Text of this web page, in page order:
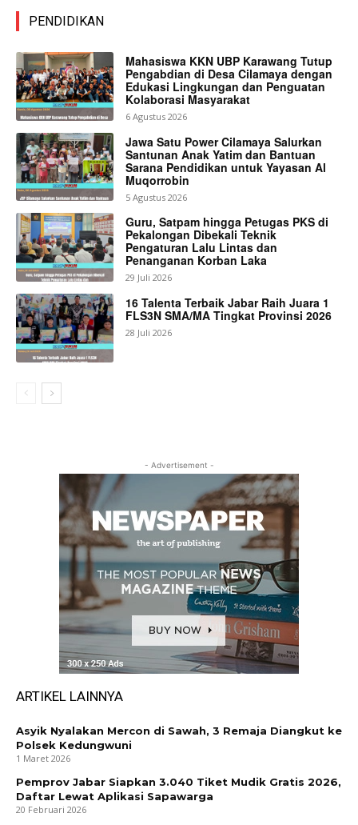
PENDIDIKAN
Mahasiswa KKN UBP Karawang Tutup
Pengabdian di Desa Cilamaya dengan
Edukasi Lingkungan dan Penguatan
Kolaborasi Masyarakat
6 Agustus 2026
Jawa Satu Power Cilamaya Salurkan
Santunan Anak Yatim dan Bantuan
Sarana Pendidikan untuk Yayasan Al
Muqorrobin
5 Agustus 2026
Guru, Satpam hingga Petugas PKS di
Pekalongan Dibekali Teknik
Pengaturan Lalu Lintas dan
Penanganan Korban Laka
29 Juli 2026
16 Talenta Terbaik Jabar Raih Juara 1
FLS3N SMA/MA Tingkat Provinsi 2026
28 Juli 2026
- Advertisement -
ARTIKEL LAINNYA
Asyik Nyalakan Mercon di Sawah, 3 Remaja Diangkut ke
Polsek Kedungwuni
1 Maret 2026
Pemprov Jabar Siapkan 3.040 Tiket Mudik Gratis 2026,
Daftar Lewat Aplikasi Sapawarga
20 Februari 2026